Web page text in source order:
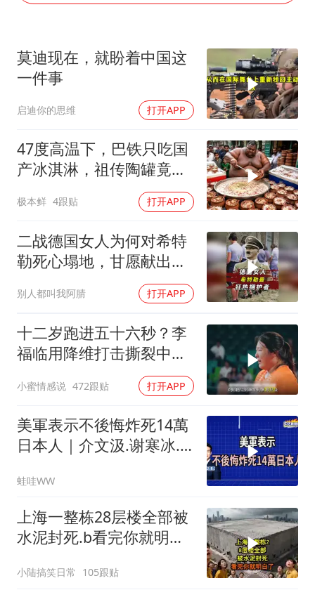
老挝国会主席赛宋蓬逝世
乐享全民健身 共筑健康中国
莫迪现在，就盼着中国这
一件事
启迪你的思维 打开APP
47度高温下，巴铁只吃国
产冰淇淋，祖传陶罐竟还
极本鲜 4跟贴 打开APP
二战德国女人为何对希特
勒死心塌地，甘愿献出一
别人都叫我阿腈 打开APP
十二岁跑进五十六秒？李
福临用降维打击撕裂中国
小蜜情感说 472跟贴 打开APP
美軍表示不後悔炸死14萬
日本人｜介文汲.谢寒冰.
蛙哇WW
上海一整栋28层楼全部被
水泥封死.b看完你就明白
小陆搞笑日常 105跟贴